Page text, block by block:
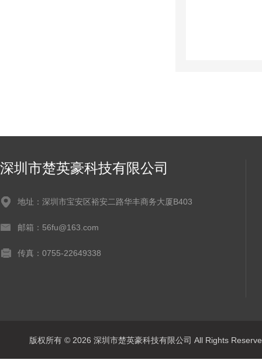
深圳市楚英豪科技有限公司
地址：深圳市宝安区裕安二路华丰商务大厦B403
邮箱：56fu@163.com
传真：0755-22649338
版权所有 © 2026 深圳市楚英豪科技有限公司 All Rights